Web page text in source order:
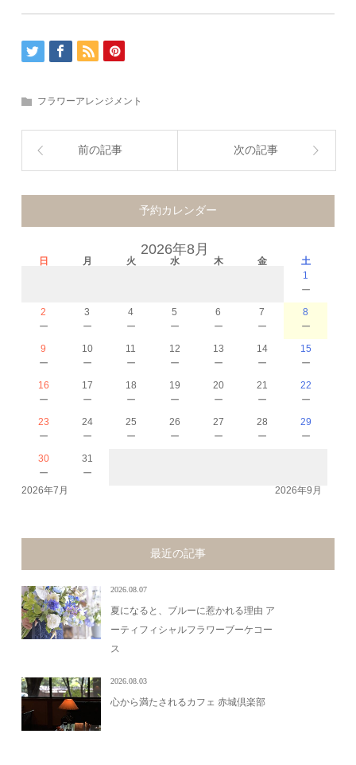
フラワーアレンジメント
前の記事 次の記事
予約カレンダー
2026年8月
日 月 火 水 木 金
土
1
－
2
－
3
－
4
－
5
－
6
－
7
－
8
－
9
－
10
－
11
－
12
－
13
－
14
－
15
－
16
－
17
－
18
－
19
－
20
－
21
－
22
－
23
－
24
－
25
－
26
－
27
－
28
－
29
－
30
－
31
－
2026年7月 2026年9月
最近の記事
2026.08.07
夏になると、ブルーに惹かれる理由 ア
ーティフィシャルフラワーブーケコー
ス
2026.08.03
心から満たされるカフェ 赤城倶楽部